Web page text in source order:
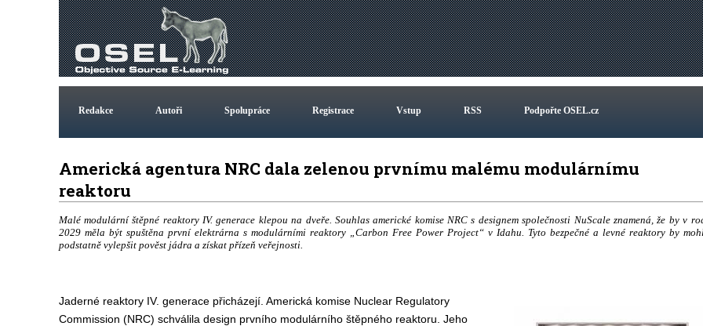
Redakce Autoři Spolupráce Registrace Vstup RSS Podpořte OSEL.cz
Americká agentura NRC dala zelenou prvnímu malému modulárnímu
reaktoru
Malé modulární štěpné reaktory IV. generace klepou na dveře. Souhlas americké komise NRC s designem společnosti NuScale znamená, že by v
2029 měla být spuštěna první elektrárna s modulárními reaktory „Carbon Free Power Project“ v Idahu. Tyto bezpečné a levné reaktory by
podstatně vylepšit pověst jádra a získat přízeň veřejnosti.
Jaderné reaktory IV. generace přicházejí. Americká komise Nuclear Regulatory
Commission (NRC) schválila design prvního modulárního štěpného reaktoru. Jeho